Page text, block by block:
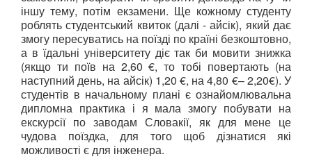
іншу тему, потім екзамени. Ще кожному студенту
роблять студентський квиток (далі - айсік), який дає
змогу пересуватись на поїзді по країні безкоштовно,
а в їдальні університету діє так би мовити знижка
(якщо ти поїв на 2,60 €, то тобі повертають (на
наступний день, на айсік) 1,20 €, на 4,80 €– 2,20€). У
студентів в начальному плані є ознайомлювальна
дипломна практика і я мала змогу побувати на
екскурсії по заводам Словакії, як для мене це
чудова поїздка, для того щоб дізнатися які
можливості є для інженера.